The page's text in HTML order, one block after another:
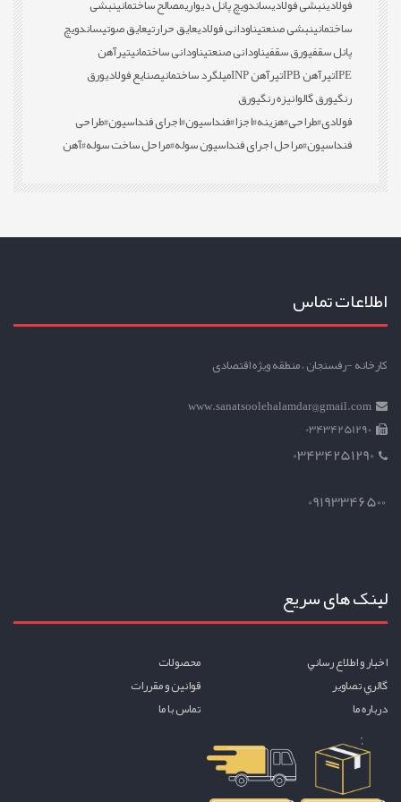
فولادینبشی فولادیساندویچ پانل دیواریمصالح ساختمانینبشی
ساختمانینبشی صنعتیناودانی فولادیعایق حرارتیعایق صوتیساندویچ
پانل سقفیورق سقفیناودانی صنعتیناودانی ساختمانیتیرآهن
IPEتیرآهن IPB تیرآهن INP میلگرد ساختمانیصنایع فولادیورق
رنگیورق گالوانیزه رنگیورق
فولادی#طراحی#هزینه#اجزا#فنداسیون#اجرای فنداسیون#طراحی
فنداسیون#مراحل اجرای فنداسیون سوله#مراحل ساخت سوله#آهن
اطلاعات تماس
کارخانه -رفسنجان ، منطقه ویژه اقتصادی
www.sanatsoolehalamdar@gmail.com
03434251290
03434251290
09193346500
لینک های سریع
اخبار و اطلاع رساني
محصولات
گالري تصاوير
قوانين و مقررات
درباره ما
تماس با ما